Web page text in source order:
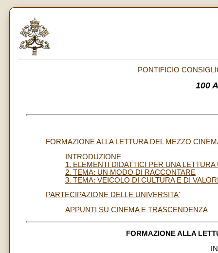
PONTIFICIO
100
FORMAZIONE ALLA LETTURA DEL MEZZO
INTRODUZIONE
1. ELEMENTI DIDATTICI PER UNA
2. TEMA: UN MODO DI RACCONTARE
3. TEMA: VEICOLO DI CULTURA E DI
PARTECIPAZIONE DELLE UNIVERSITA'
APPUNTI SU CINEMA E TRASCENDENZA
FORMAZIONE ALLA